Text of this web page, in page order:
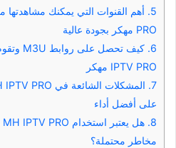
5.
PRO مهكر بجودة عالية
6.
IPTV PRO مهكر
7.
على أفضل أداء
8.
مخاطر محتملة؟